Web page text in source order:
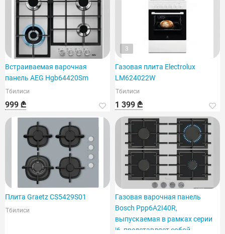
Встраиваемая варочная
панель AEG Hgb64420Sm
Тбилиси
999 ₾
3
Газовая плита Electrolux
LM624022W
Тбилиси
1 399 ₾
Плита Graetz CS5429S01
Тбилиси
Газовая варочная панель
Bosch Ppp6A2I40R,
выпускаемая в рамках серии
|6, представляет собой